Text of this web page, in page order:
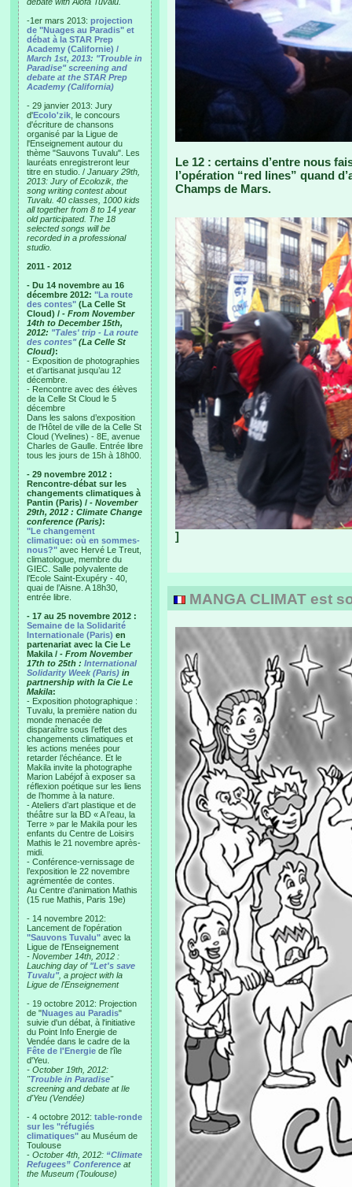
-1er mars 2013: projection
de "Nuages au Paradis" et
débat à la STAR Prep
Academy (Californie) /
March 1st, 2013: "Trouble in
Paradise" screening and
debate at the STAR Prep
Academy (California)
- 29 janvier 2013: Jury
d'Ecolo'zik , le concours
d'écriture de chansons
organisé par la Ligue de
l'Enseignement autour du
thème "Sauvons Tuvalu". Les
lauréats enregistreront leur
titre en studio. / January 29th,
2013: Jury of Ecolozik, the
song writing contest about
Tuvalu. 40 classes, 1000 kids
all together from 8 to 14 year
old participated. The 18
selected songs will be
recorded in a professional
studio.
2011 - 2012
- Du 14 novembre au 16
décembre 2012: "La route
des contes" (La Celle St
Cloud) / - From November
14th to December 15th,
2012: "Tales' trip - La route
des contes"(La Celle St
Cloud):
- Exposition de photographies
et d’artisanat jusqu’au 12
décembre.
- Rencontre avec des élèves
de la Celle St Cloud le 5
décembre
Dans les salons d’exposition
de l’Hôtel de ville de la Celle St
Cloud (Yvelines) - 8E, avenue
Charles de Gaulle. Entrée libre
tous les jours de 15h à 18h00.
- 29 novembre 2012 :
Rencontre-débat sur les
changements climatiques à
Pantin (Paris) / - November
29th, 2012 : Climate Change
conference (Paris):
"Le changement
climatique: où en sommes-
nous?" avec Hervé Le Treut,
climatologue, membre du
GIEC. Salle polyvalente de
l’Ecole Saint-Exupéry - 40,
quai de l’Aisne. A 18h30,
entrée libre.
- 17 au 25 novembre 2012 :
Semaine de la Solidarité
Internationale (Paris) en
partenariat avec la Cie Le
Makila / - From November
17th to 25th : International
Solidarity Week (Paris) in
partnership with la Cie Le
Makila:
- Exposition photographique :
Tuvalu, la première nation du
monde menacée de
disparaître sous l’effet des
changements climatiques et
les actions menées pour
retarder l’échéance. Et le
Makila invite la photographe
Marion Labéjof à exposer sa
réflexion poétique sur les liens
de l’homme à la nature.
- Ateliers d’art plastique et de
théâtre sur la BD « A l’eau, la
Terre » par le Makila pour les
enfants du Centre de Loisirs
Mathis le 21 novembre après-
midi.
- Conférence-vernissage de
l’exposition le 22 novembre
agrémentée de contes.
Au Centre d’animation Mathis
(15 rue Mathis, Paris 19e)
- 14 novembre 2012:
Lancement de l'opération
"Sauvons Tuvalu" avec la
Ligue de l'Enseignement
- November 14th, 2012 :
Lauching day of "Let's save
Tuvalu", a project with la
Ligue de l'Enseignement
- 19 octobre 2012: Projection
de "Nuages au Paradis"
suivie d'un débat, à l'initiative
du Point Info Energie de
Vendée dans le cadre de la
Fête de l'Energie de l'île
d'Yeu.
- October 19th, 2012:
"Trouble in Paradise"
screening and debate at Ile
d'Yeu (Vendée)
- 4 octobre 2012: table-ronde
sur les "réfugiés
climatiques" au Muséum de
Toulouse
- October 4th, 2012: “Climate
Refugees” Conference at
the Museum (Toulouse)
Le 12 : certains d’entre nous
l’opération “red lines” quand
Champs de Mars.
]
MANGA CLIMAT est